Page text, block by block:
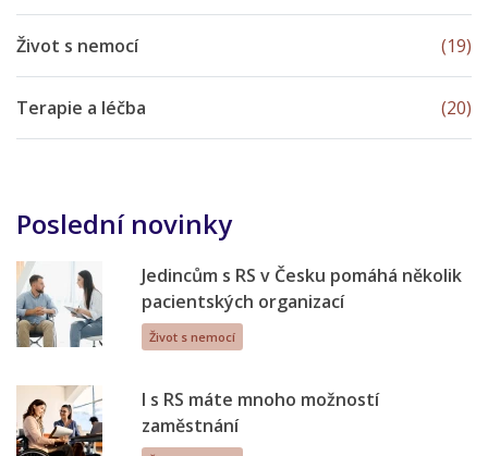
Život s nemocí (19)
Terapie a léčba (20)
Poslední novinky
Jedincům s RS v Česku pomáhá několik
pacientských organizací
Život s nemocí
I s RS máte mnoho možností
zaměstnání